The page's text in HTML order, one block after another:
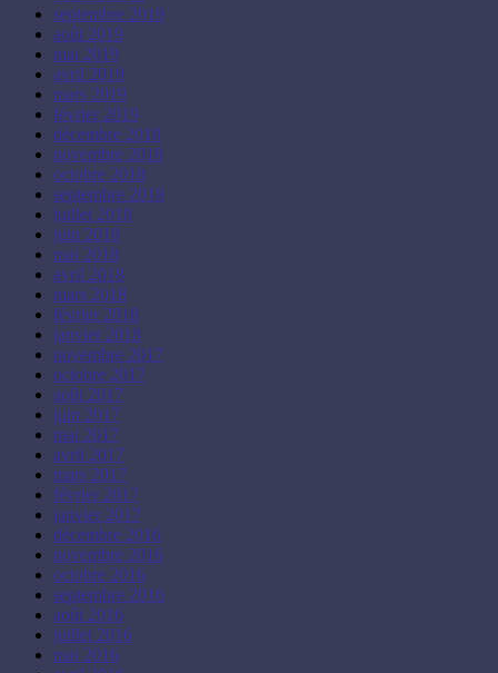
septembre 2019
août 2019
mai 2019
avril 2019
mars 2019
février 2019
décembre 2018
novembre 2018
octobre 2018
septembre 2018
juillet 2018
juin 2018
mai 2018
avril 2018
mars 2018
février 2018
janvier 2018
novembre 2017
octobre 2017
août 2017
juin 2017
mai 2017
avril 2017
mars 2017
février 2017
janvier 2017
décembre 2016
novembre 2016
octobre 2016
septembre 2016
août 2016
juillet 2016
mai 2016